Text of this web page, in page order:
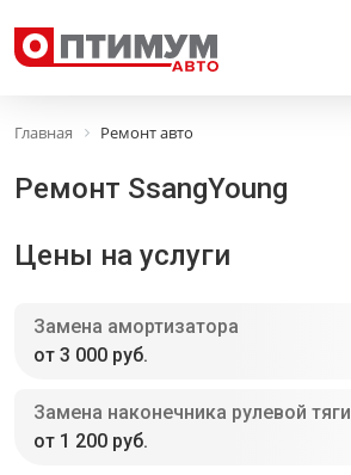
Главная Ремонт авто
Ремонт SsangYoung
Цены на услуги
Замена амортизатора
от 3 000 руб.
Замена наконечника рулевой тяги
от 1 200 руб.